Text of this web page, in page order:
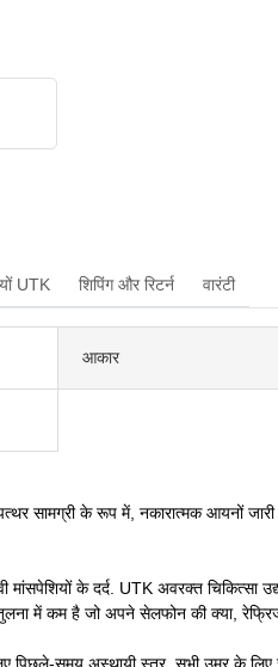
UTK शिपिंग और रिटर्न वारंटी
आकार
सामग्री के रूप में, नकारात्मक आयनों
के दर्द. UTK अवरक्त चिकित्सा
में कम है जो अपने सेलफोन की क्या,